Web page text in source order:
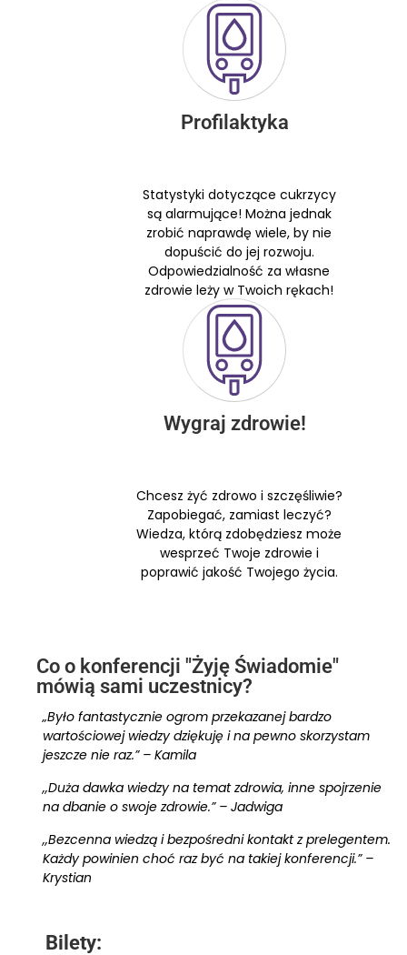
Profilaktyka
Statystyki dotyczące cukrzycy
są alarmujące! Można jednak
zrobić naprawdę wiele, by nie
dopuścić do jej rozwoju.
Odpowiedzialność za własne
zdrowie leży w Twoich rękach!
Wygraj zdrowie!
Chcesz żyć zdrowo i szczęśliwie?
Zapobiegać, zamiast leczyć?
Wiedza, którą zdobędziesz może
wesprzeć Twoje zdrowie i
poprawić jakość Twojego życia.
Co o konferencji "Żyję Świadomie"
mówią sami uczestnicy?
„Było fantastycznie ogrom przekazanej bardzo
wartościowej wiedzy dziękuję i na pewno skorzystam
jeszcze nie raz.” – Kamila
,,Duża dawka wiedzy na temat zdrowia, inne spojrzenie
na dbanie o swoje zdrowie.” – Jadwiga
,,Bezcenna wiedzą i bezpośredni kontakt z prelegentem.
Każdy powinien choć raz być na takiej konferencji.” –
Krystian
Bilety: